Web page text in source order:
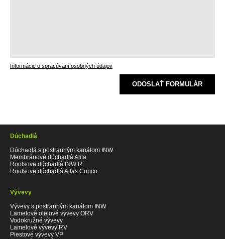
Informácie o spracúvaní osobných údajov
ODOSLAŤ FORMULÁR
Dúchadlá
Dúchadlá s postranným kanálom INW
Membránové dúchadlá Alita
Rootsove dúchadlá INW R
Rootsove dúchadlá Atlas Copco
Vývevy
Vývevy s postranným kanálom INW
Lamelové olejové vývevy ORV
Vodokružné vývevy
Lamelové vývevy RV
Piestové vývevy VP